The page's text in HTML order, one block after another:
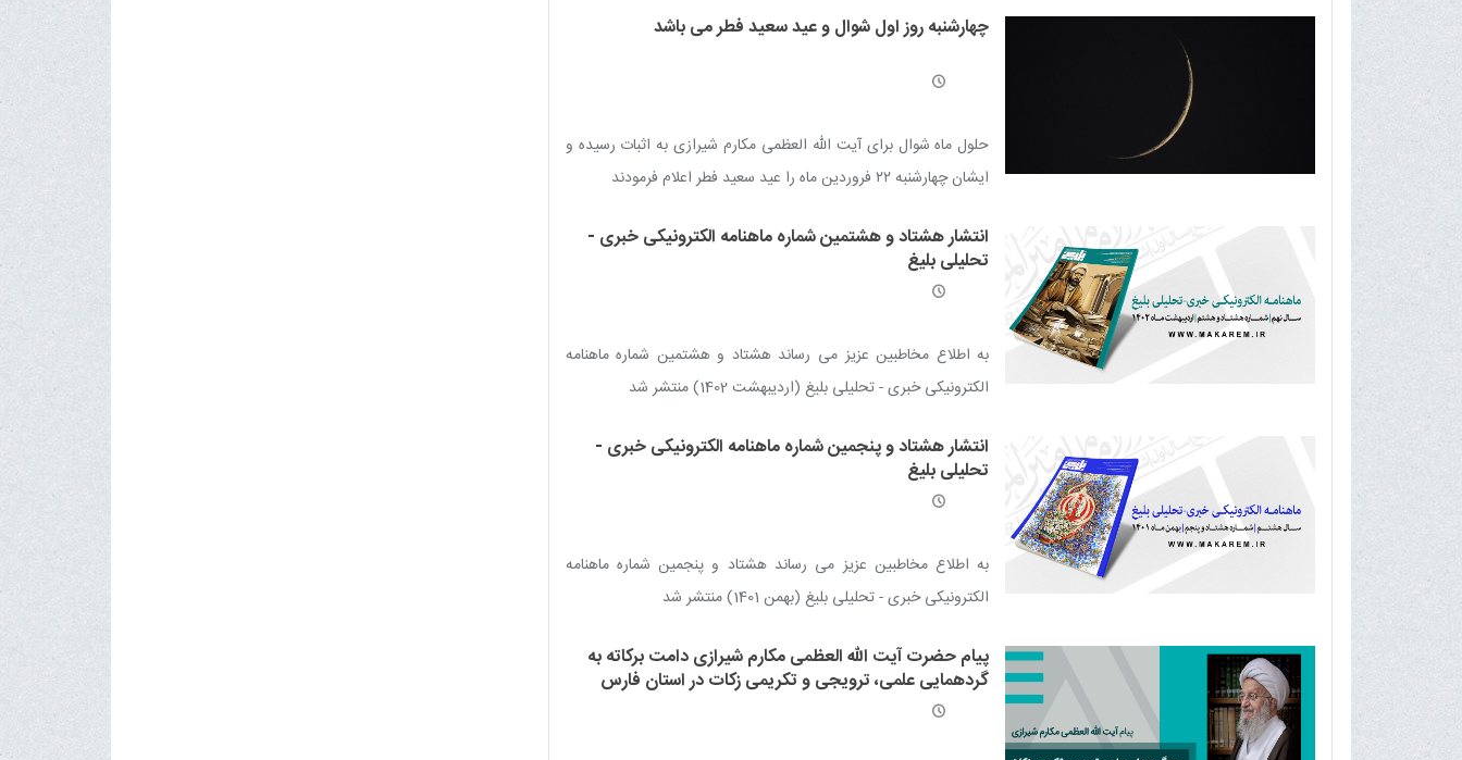
چهارشنبه روز اول شوال و عید سعید فطر می باشد
حلول ماه شوال برای آیت الله العظمی مکارم شیرازی به اثبات رسیده و
ایشان چهارشنبه ٢٢ فروردین ماه را عید سعید فطر اعلام فرمودند
انتشار هشتاد و هشتمین شماره ماهنامه الکترونیکی خبری -
تحلیلی بلیغ
به اطلاع مخاطبین عزیز می رساند هشتاد و هشتمین شماره ماهنامه
الکترونیکی خبری - تحلیلی بلیغ (اردیبهشت 1402) منتشر شد
انتشار هشتاد و پنجمین شماره ماهنامه الکترونیکی خبری -
تحلیلی بلیغ
به اطلاع مخاطبین عزیز می رساند هشتاد و پنجمین شماره ماهنامه
الکترونیکی خبری - تحلیلی بلیغ (بهمن 1401) منتشر شد
پیام حضرت آیت الله العظمی مکارم شیرازی دامت برکاته به
گردهمایی علمی، ترویجی و تکریمی زکات در استان فارس